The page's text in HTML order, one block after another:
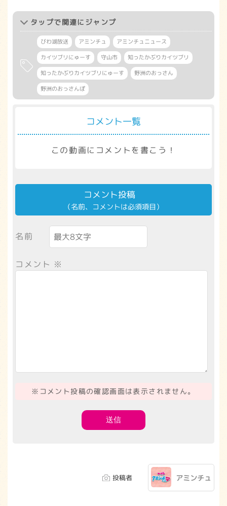
タップで関連にジャンプ
びわ湖放送 アミンチュ
アミンチュニュース
カイツブリにゅーす
守山市
知ったかぶりカイツブリ
知ったかぶりカイツブリにゅーす
野洲のおっさん
野洲のおっさんぽ
コメント一覧
この動画にコメントを書こう！
コメント投稿
（名前、コメントは必須項目）
名前
コメント ※
※コメント投稿の確認画面は表示されません。
投稿者 アミンチュ